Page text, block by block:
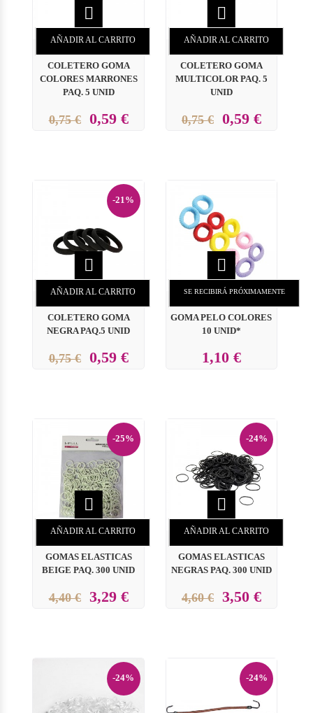

AÑADIR AL CARRITO
COLETERO GOMA
COLORES MARRONES
PAQ. 5 UNID
0,75 € 0,59 €

AÑADIR AL CARRITO
COLETERO GOMA
MULTICOLOR PAQ. 5
UNID
0,75 € 0,59 €
-21%

AÑADIR AL CARRITO
COLETERO GOMA
NEGRA PAQ.5 UNID
0,75 € 0,59 €

SE RECIBIRÁ PRÓXIMAMENTE
GOMA PELO COLORES
10 UNID*
1,10 €
-25%

AÑADIR AL CARRITO
GOMAS ELASTICAS
BEIGE PAQ. 300 UNID
4,40 € 3,29 €
-24%

AÑADIR AL CARRITO
GOMAS ELASTICAS
NEGRAS PAQ. 300 UNID
4,60 € 3,50 €
-24% -24%